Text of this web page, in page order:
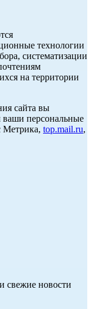
технологии
систематизации
на территории
сайта вы
ваши персональные
Метрика, top.mail.ru,
свежие новости